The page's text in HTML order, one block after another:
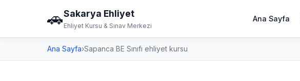
🚗Sakarya Ehliyet
Ehliyet Kursu & Sınav Merkezi
Ana Sayfa
Ana Sayfa›Sapanca BE Sınıfı ehliyet kursu